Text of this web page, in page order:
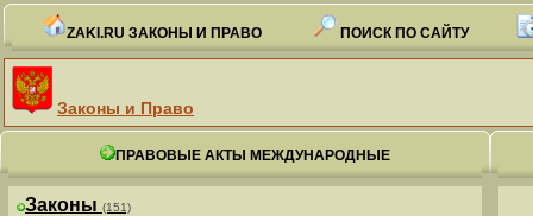
ZAKI.RU ЗАКОНЫ И ПРАВО ПОИСК ПО САЙТУ
Законы и Право
ПРАВОВЫЕ АКТЫ МЕЖДУНАРОДНЫЕ
Законы (151)